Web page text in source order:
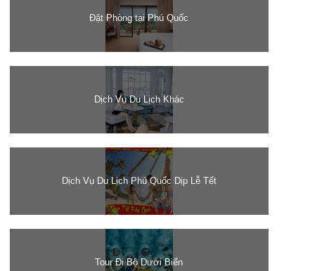
Đặt Phòng tại Phú Quốc
Dịch Vụ Du Lịch Khác
Dịch Vụ Du Lịch Phú Quốc Dịp Lễ Tết
Tour Đi Bộ Dưới Biển